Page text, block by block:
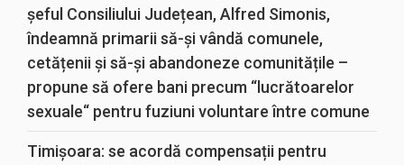
șeful Consiliului Județean, Alfred Simonis,
îndeamnă primarii să-și vândă comunele,
cetățenii și să-și abandoneze comunitățile –
propune să ofere bani precum “lucrătoarelor
sexuale“ pentru fuziuni voluntare între comune
Timișoara: se acordă compensații pentru